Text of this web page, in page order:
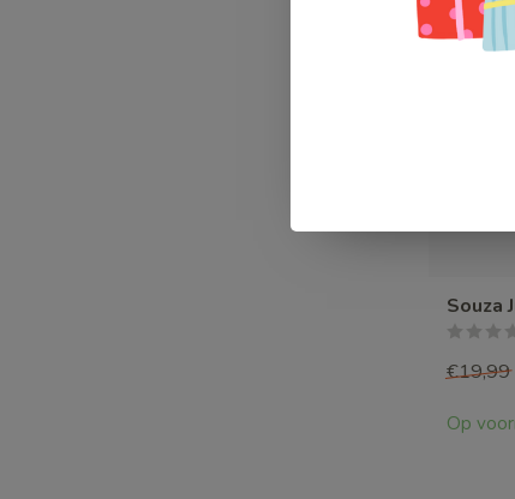
Souza
€19,99
Op